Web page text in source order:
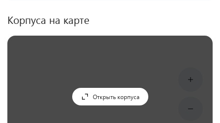
Корпуса на карте
Открыть корпуса